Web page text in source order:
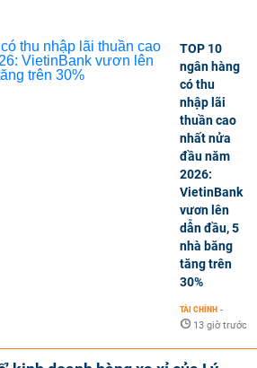
TOP 10
ngân hàng
có thu
nhập lãi
thuần cao
nhất nửa
đầu năm
2026:
VietinBank
vươn lên
dẫn đầu, 5
nhà băng
tăng trên
30%
TÀI CHÍNH -
13 giờ trước